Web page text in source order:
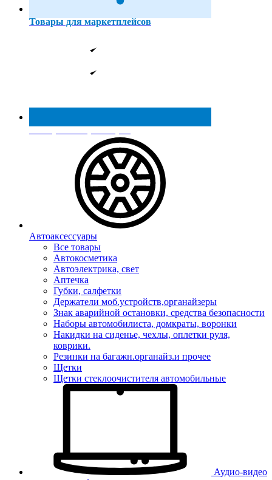
Товары для маркетплейсов
Реестр МинПромТорга
Автоаксессуары
Все товары
Автокосметика
Автоэлектрика, свет
Аптечка
Губки, салфетки
Держатели моб.устройств,органайзеры
Знак аварийной остановки, средства безопасности
Наборы автомобилиста, домкраты, воронки
Накидки на сиденье, чехлы, оплетки руля,
коврики.
Резинки на багажн.органайз.и прочее
Щетки
Щетки стеклоочистителя автомобильные
Аудио-видео